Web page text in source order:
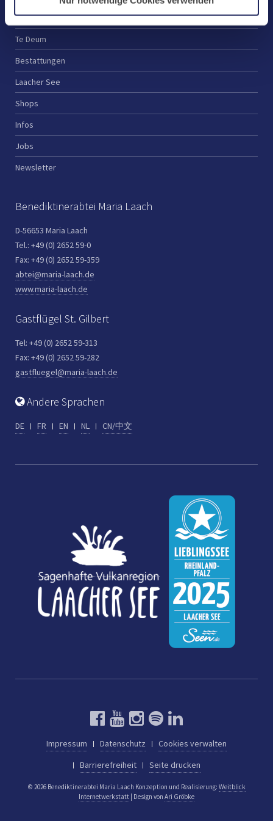
Spenden
Te Deum
Bestattungen
Laacher See
Shops
Infos
Jobs
Newsletter
Benediktinerabtei Maria Laach
D-56653 Maria Laach
Tel.: +49 (0) 2652 59-0
Fax: +49 (0) 2652 59-359
abtei@maria-laach.de
www.maria-laach.de
Gastflügel St. Gilbert
Tel: +49 (0) 2652 59-313
Fax: +49 (0) 2652 59-282
gastfluegel@maria-laach.de
Andere Sprachen
DE FR EN NL CN/中文
Impressum Datenschutz
Cookies verwalten
Barrierefreiheit
Seite drucken
© 2026 Benediktinerabtei Maria Laach Konzeption und Realisierung: Weitblick
Internetwerkstatt | Design von Ari Gröbke